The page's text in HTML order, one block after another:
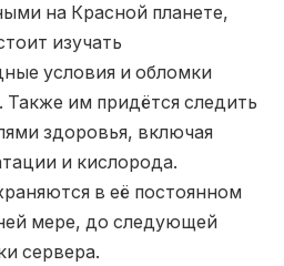
на Красной планете,
изучать
условия и обломки
им придётся следить
здоровья, включая
и кислорода.
в её постоянном
мере, до следующей
сервера.